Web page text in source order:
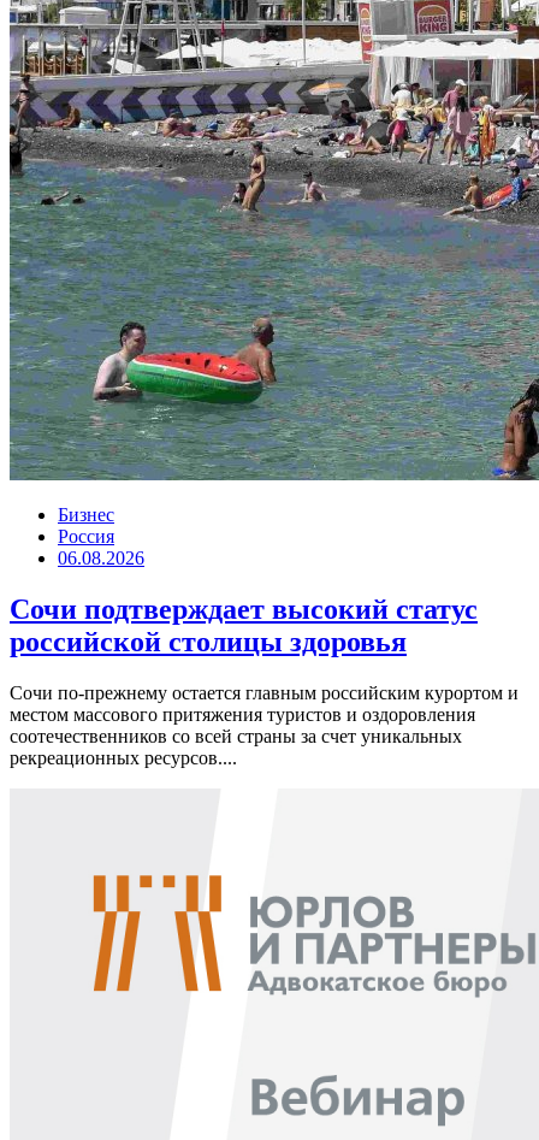
Бизнес
Россия
06.08.2026
Сочи подтверждает высокий статус
российской столицы здоровья
Сочи по-прежнему остается главным российским курортом и
местом массового притяжения туристов и оздоровления
соотечественников со всей страны за счет уникальных
рекреационных ресурсов....